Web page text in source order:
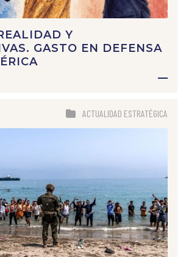
Y
GASTO EN DEFENSA
ACTUALIDAD ESTRATÉGICA